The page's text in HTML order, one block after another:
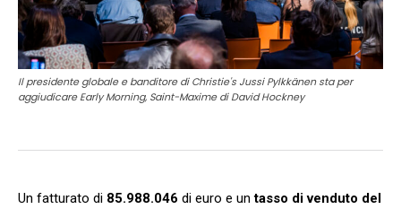
Il presidente globale e banditore di Christie's Jussi Pylkkänen sta per
aggiudicare Early Morning, Saint-Maxime di David Hockney
Un fatturato di 85.988.046 di euro e untasso di venduto del